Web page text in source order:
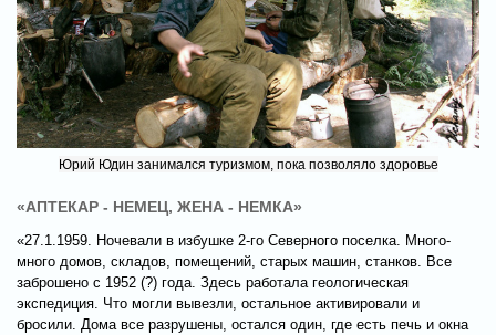
Юрий Юдин занимался туризмом, пока позволяло здоровье
«АПТЕКАР - НЕМЕЦ, ЖЕНА - НЕМКА»
«27.1.1959. Ночевали в избушке 2-го Северного поселка. Много-
много домов, складов, помещений, старых машин, станков. Все
заброшено с 1952 (?) года. Здесь работала геологическая
экспедиция. Что могли вывезли, остальное активировали и
бросили. Дома все разрушены, остался один, где есть печь и окна